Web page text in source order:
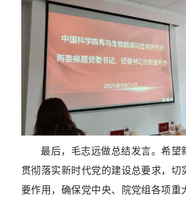
最后，毛志远做总结发言。希望
贯彻落实新时代党的建设总要求，切
要作用，确保党中央、院党组各项重